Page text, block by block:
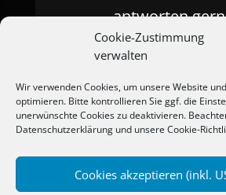
Cookie-Zustimmung
verwalten
Wir verwenden Cookies, um unsere Website
optimieren. Bitte kontrollieren Sie ggf. die
unerwünschte Cookies zu deaktivieren.
Datenschutzerklärung und unsere Cookie-
Cookies akzeptieren (inkl.
antworten
Warenkorb Kasse
Widerrufsbelehrung
Impressum | Datenschutz